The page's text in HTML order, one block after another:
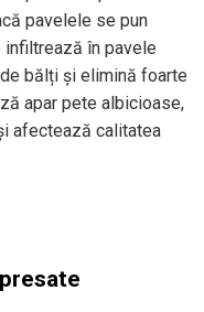
pavelele se pun
în pavele
bălți și elimină foarte
apar pete albicioase,
afectează calitatea